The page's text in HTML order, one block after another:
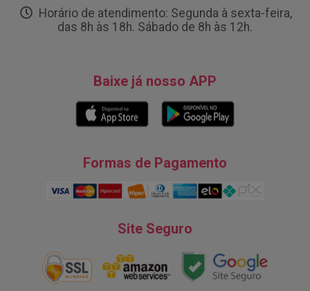
Horário de atendimento: Segunda à sexta-feira,
das 8h às 18h. Sábado de 8h às 12h.
Baixe já nosso APP
Formas de Pagamento
Site Seguro